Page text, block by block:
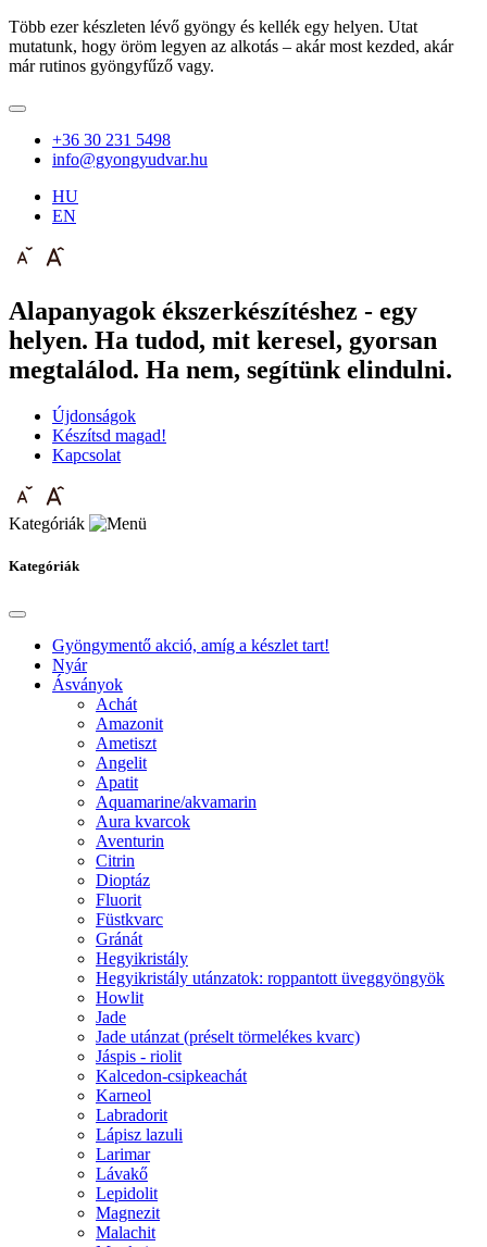
Több ezer készleten lévő gyöngy és kellék egy helyen. Utat
mutatunk, hogy öröm legyen az alkotás – akár most kezded, akár
már rutinos gyöngyfűző vagy.
+36 30 231 5498
info@gyongyudvar.hu
HU
EN
Alapanyagok ékszerkészítéshez - egy
helyen. Ha tudod, mit keresel, gyorsan
megtalálod. Ha nem, segítünk elindulni.
Újdonságok
Készítsd magad!
Kapcsolat
Kategóriák
Kategóriák
Gyöngymentő akció, amíg a készlet tart!
Nyár
Ásványok
Achát
Amazonit
Ametiszt
Angelit
Apatit
Aquamarine/akvamarin
Aura kvarcok
Aventurin
Citrin
Dioptáz
Fluorit
Füstkvarc
Gránát
Hegyikristály
Hegyikristály utánzatok: roppantott üveggyöngyök
Howlit
Jade
Jade utánzat (préselt törmelékes kvarc)
Jáspis - riolit
Kalcedon-csipkeachát
Karneol
Labradorit
Lápisz lazuli
Larimar
Lávakő
Lepidolit
Magnezit
Malachit